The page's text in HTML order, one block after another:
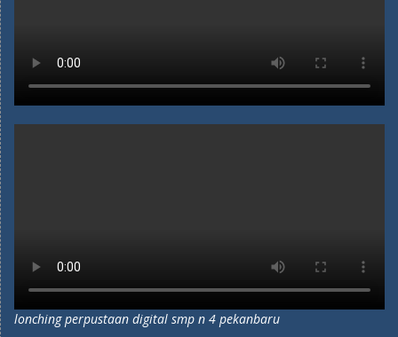
lonching perpustaan digital smp n 4 pekanbaru